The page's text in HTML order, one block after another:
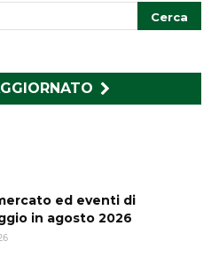
ed eventi di
in agosto 2026